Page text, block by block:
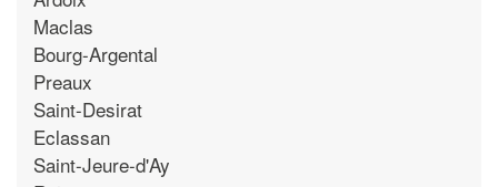
Maclas
Bourg-Argental
Preaux
Saint-Desirat
Eclassan
Saint-Jeure-d'Ay